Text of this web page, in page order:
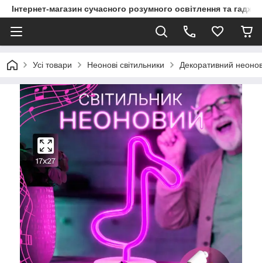
Інтернет-магазин сучасного розумного освітлення та
Усі товари Неонові світильники Декоративний